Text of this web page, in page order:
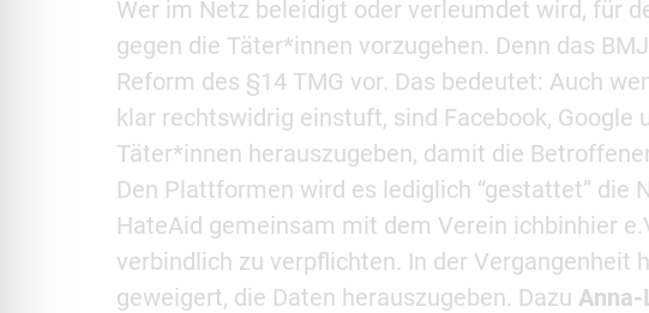
Wer im Netz beleidigt oder verleumdet wird, für
gegen die Täter*innen vorzugehen. Denn das
Reform des §14 TMG vor. Das bedeutet: Auch
klar rechtswidrig einstuft, sind Facebook, Google
Täter*innen herauszugeben, damit die
Den Plattformen wird es lediglich “gestattet” die
HateAid gemeinsam mit dem Verein ichbinhier
verbindlich zu verpflichten. In der
geweigert, die Daten herauszugeben. Dazu Anna-